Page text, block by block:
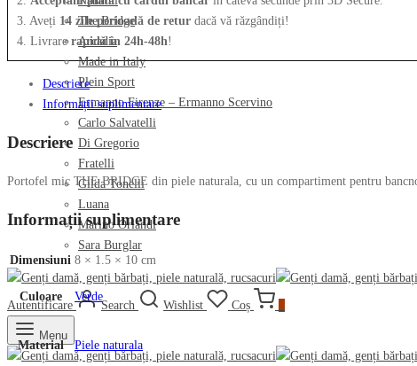
The Bridge
Arcadia
Made in Italy
Plein Sport
Ermanno Firenze – Ermanno Scervino
Carlo Salvatelli
Di Gregorio
Fratelli
Gilda Tonelli
Luana
Marino Orlandi
Sara Burglar
Autentificare Search Wishlist Coș
Menu
3. Aveți 14 zile perioadă de retur dacă vă răzgândiți!
4. Livrarerapidă în 24h-48h!
Descriere
Informații suplimentare
Descriere
Portofel mic THE BRIDGE din piele naturala, cu un compartiment pentru
Informații suplimentare
Dimensiuni 8 × 1.5 × 10 cm
Culoare Verde
Material Piele naturala